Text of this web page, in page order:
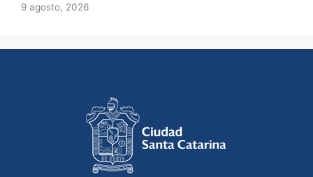
9 agosto, 2026